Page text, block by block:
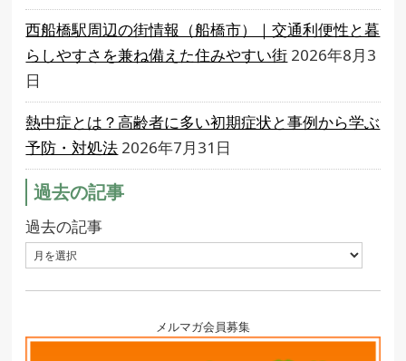
西船橋駅周辺の街情報（船橋市）｜交通利便性と暮
らしやすさを兼ね備えた住みやすい街 2026年8月3
日
熱中症とは？高齢者に多い初期症状と事例から学ぶ
予防・対処法 2026年7月31日
過去の記事
過去の記事
メルマガ会員募集